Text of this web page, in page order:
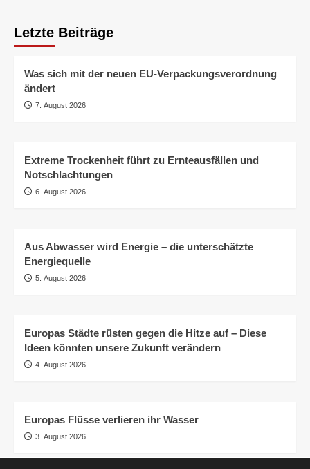
Letzte Beiträge
Was sich mit der neuen EU-Verpackungsverordnung
ändert
7. August 2026
Extreme Trockenheit führt zu Ernteausfällen und
Notschlachtungen
6. August 2026
Aus Abwasser wird Energie – die unterschätzte
Energiequelle
5. August 2026
Europas Städte rüsten gegen die Hitze auf – Diese
Ideen könnten unsere Zukunft verändern
4. August 2026
Europas Flüsse verlieren ihr Wasser
3. August 2026